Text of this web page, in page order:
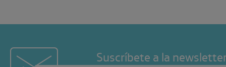
Suscríbete a la